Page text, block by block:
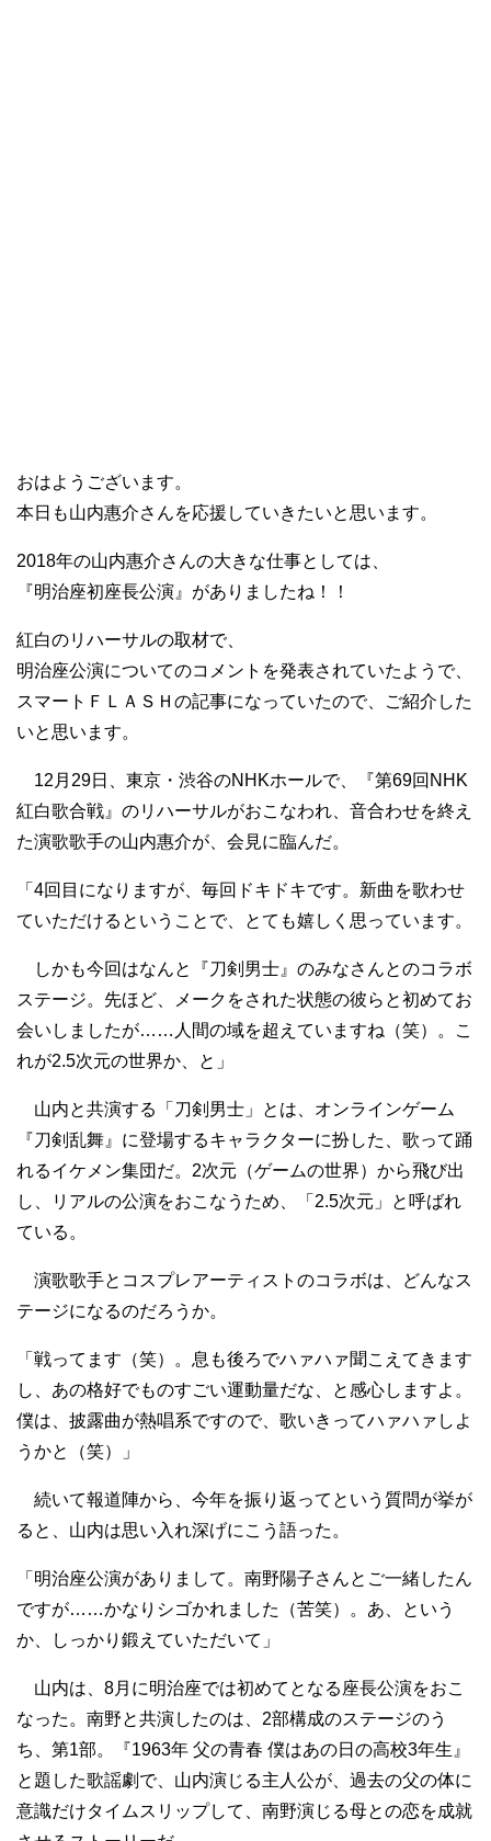
おはようございます。
本日も山内惠介さんを応援していきたいと思います。
2018年の山内惠介さんの大きな仕事としては、
『明治座初座長公演』がありましたね！！
紅白のリハーサルの取材で、
明治座公演についてのコメントを発表されていたようで、
スマートＦＬＡＳＨの記事になっていたので、ご紹介した
いと思います。
12月29日、東京・渋谷のNHKホールで、『第69回NHK
紅白歌合戦』のリハーサルがおこなわれ、音合わせを終え
た演歌歌手の山内惠介が、会見に臨んだ。
「4回目になりますが、毎回ドキドキです。新曲を歌わせ
ていただけるということで、とても嬉しく思っています。
しかも今回はなんと『刀剣男士』のみなさんとのコラボ
ステージ。先ほど、メークをされた状態の彼らと初めてお
会いしましたが……人間の域を超えていますね（笑）。こ
れが2.5次元の世界か、と」
山内と共演する「刀剣男士」とは、オンラインゲーム
『刀剣乱舞』に登場するキャラクターに扮した、歌って踊
れるイケメン集団だ。2次元（ゲームの世界）から飛び出
し、リアルの公演をおこなうため、「2.5次元」と呼ばれ
ている。
演歌歌手とコスプレアーティストのコラボは、どんなス
テージになるのだろうか。
「戦ってます（笑）。息も後ろでハァハァ聞こえてきます
し、あの格好でものすごい運動量だな、と感心しますよ。
僕は、披露曲が熱唱系ですので、歌いきってハァハァしよ
うかと（笑）」
続いて報道陣から、今年を振り返ってという質問が挙が
ると、山内は思い入れ深げにこう語った。
「明治座公演がありまして。南野陽子さんとご一緒したん
ですが……かなりシゴかれました（苦笑）。あ、という
か、しっかり鍛えていただいて」
山内は、8月に明治座では初めてとなる座長公演をおこ
なった。南野と共演したのは、2部構成のステージのう
ち、第1部。『1963年 父の青春 僕はあの日の高校3年生』
と題した歌謡劇で、山内演じる主人公が、過去の父の体に
意識だけタイムスリップして、南野演じる母との恋を成就